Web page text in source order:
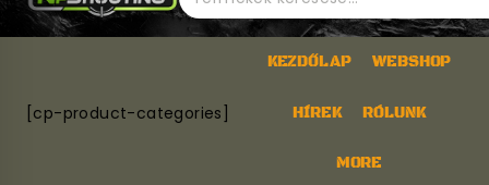
a
következőre:
[cp-product-categories]
KEZDŐLAP WEBSHOP
HÍREK RÓLUNK
MORE